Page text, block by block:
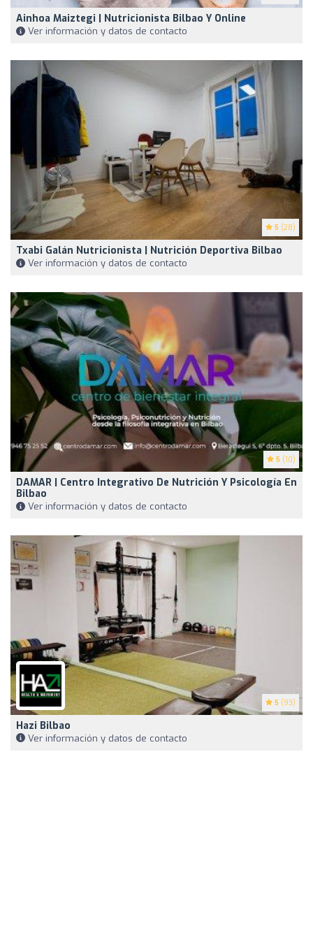
Ainhoa Maiztegi | Nutricionista Bilbao Y Online
Ver información y datos de contacto
5 (28)
Txabi Galán Nutricionista | Nutrición Deportiva Bilbao
Ver información y datos de contacto
5 (10)
DAMAR | Centro Integrativo De Nutrición Y Psicología En
Bilbao
Ver información y datos de contacto
5 (93)
Hazi Bilbao
Ver información y datos de contacto